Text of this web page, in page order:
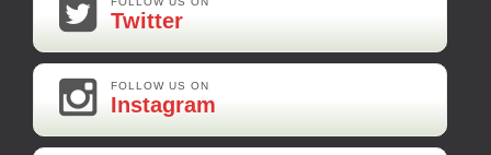
Twitter
FOLLOW US ON
Instagram